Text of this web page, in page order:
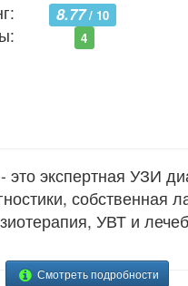
8.77/ 10
4
экспертная УЗИ
собственная
УВТ и
Смотреть подробности